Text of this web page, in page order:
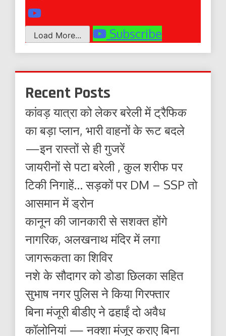
Load More... Subscribe
Recent Posts
कांवड़ यात्रा को लेकर बरेली में ट्रैफिक
का बड़ा प्लान, भारी वाहनों के रूट बदले
—इन रास्तों से ही गुजरें
जायरीनों से पटा बरेली , कुल शरीफ पर
टिकी निगाहें… सड़कों पर DM – SSP तो
आसमान में ड्रोन
कानून की जानकारी से सशक्त होंगे
नागरिक, अलखनाथ मंदिर में लगा
जागरूकता का शिविर
नशे के सौदागर को डोडा छिलका सहित
सुभाष नगर पुलिस ने किया गिरफ्तार
बिना मंजूरी बीडीए ने ढहाईं दो अवैध
कॉलोनियां — नक्शा मंजूर कराए बिना